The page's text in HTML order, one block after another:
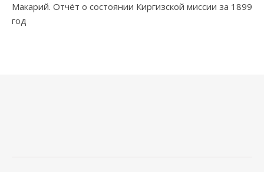
Макарий. Отчёт о состоянии Киргизской миссии за 1899
год